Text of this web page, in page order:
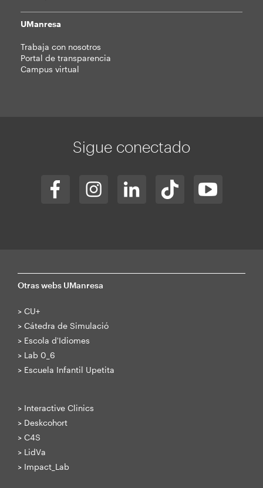
UManresa
Trabaja con nosotros
Portal de transparencia
Campus virtual
Sigue conectado
Otras webs UManresa
> CU+
> Cátedra de Simulació
> Escola d'Idiomes
> Lab 0_6
> Escuela Infantil Upetita
> Interactive Clinics
> Deskcohort
> C4S
> LidVa
> Impact_Lab